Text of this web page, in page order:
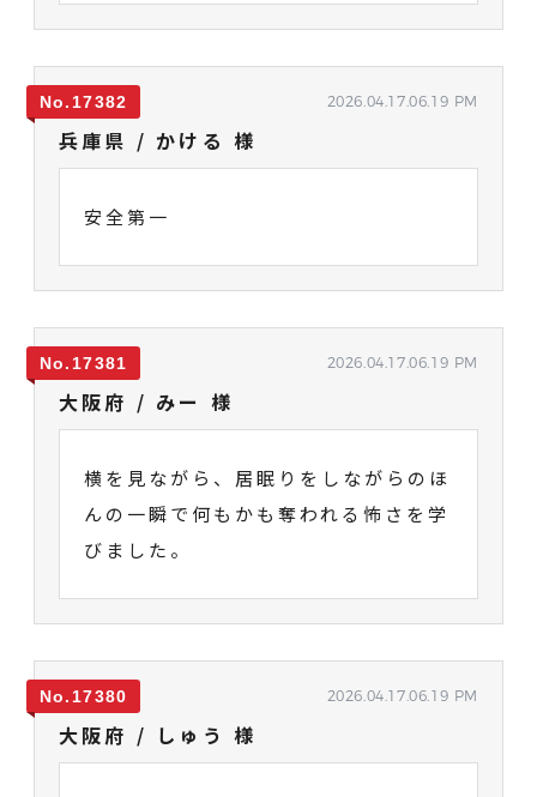
2026.04.17.06.19 PM
17382
兵庫県 / かける 様
安全第一
2026.04.17.06.19 PM
17381
大阪府 / みー 様
横を見ながら、居眠りをしながらのほ
んの一瞬で何もかも奪われる怖さを学
びました。
2026.04.17.06.19 PM
17380
大阪府 / しゅう 様